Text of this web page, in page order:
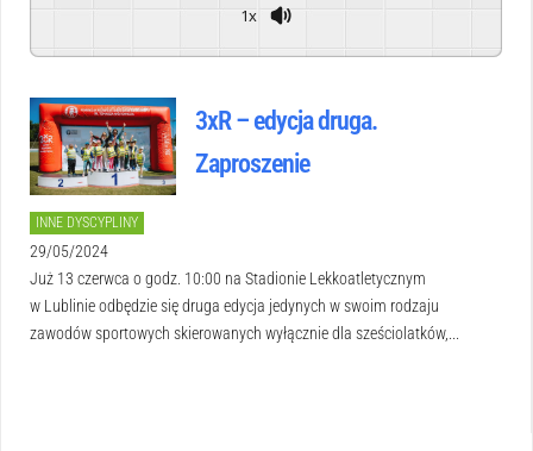
1x
3xR – edycja druga.
Zaproszenie
INNE DYSCYPLINY
29/05/2024
Już 13 czerwca o godz. 10:00 na Stadionie Lekkoatletycznym
w Lublinie odbędzie się druga edycja jedynych w swoim rodzaju
zawodów sportowych skierowanych wyłącznie dla sześciolatków,...